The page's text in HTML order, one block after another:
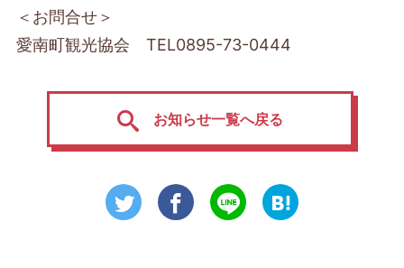
＜お問合せ＞
愛南町観光協会 TEL0895-73-0444
お知らせ一覧へ戻る